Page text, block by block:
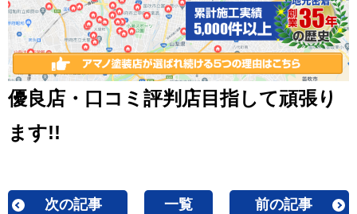
優良店・口コミ評判店目指して頑張り
ます!!
次の記事 一覧 前の記事